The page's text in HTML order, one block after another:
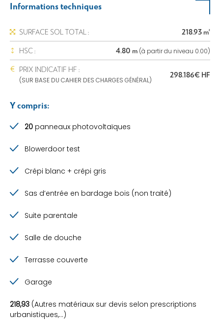
Informations techniques
SURFACE SOL TOTAL : 218.93 m²
HSC : 4.80 m (à partir du niveau 0.00)
PRIX INDICATIF HF :
(SUR BASE DU CAHIER DES CHARGES GÉNÉRAL)
298.186€ HF
Y compris:
20 panneaux photovoltaïques
Blowerdoor test
Crépi blanc + crépi gris
Sas d’entrée en bardage bois (non traité)
Suite parentale
Salle de douche
Terrasse couverte
Garage
218,93 (Autres matériaux sur devis selon prescriptions
urbanistiques,…)